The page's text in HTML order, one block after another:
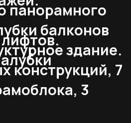
панорамного
балконов
здание.
конструкций, 7
3